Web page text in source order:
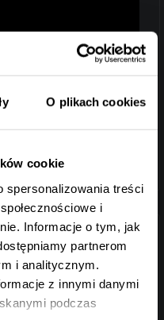
O plikach cookies
cookie
spersonalizowania treści
i
Informacje o tym, jak
partnerom
i analitycznym.
z innymi danymi
podczas